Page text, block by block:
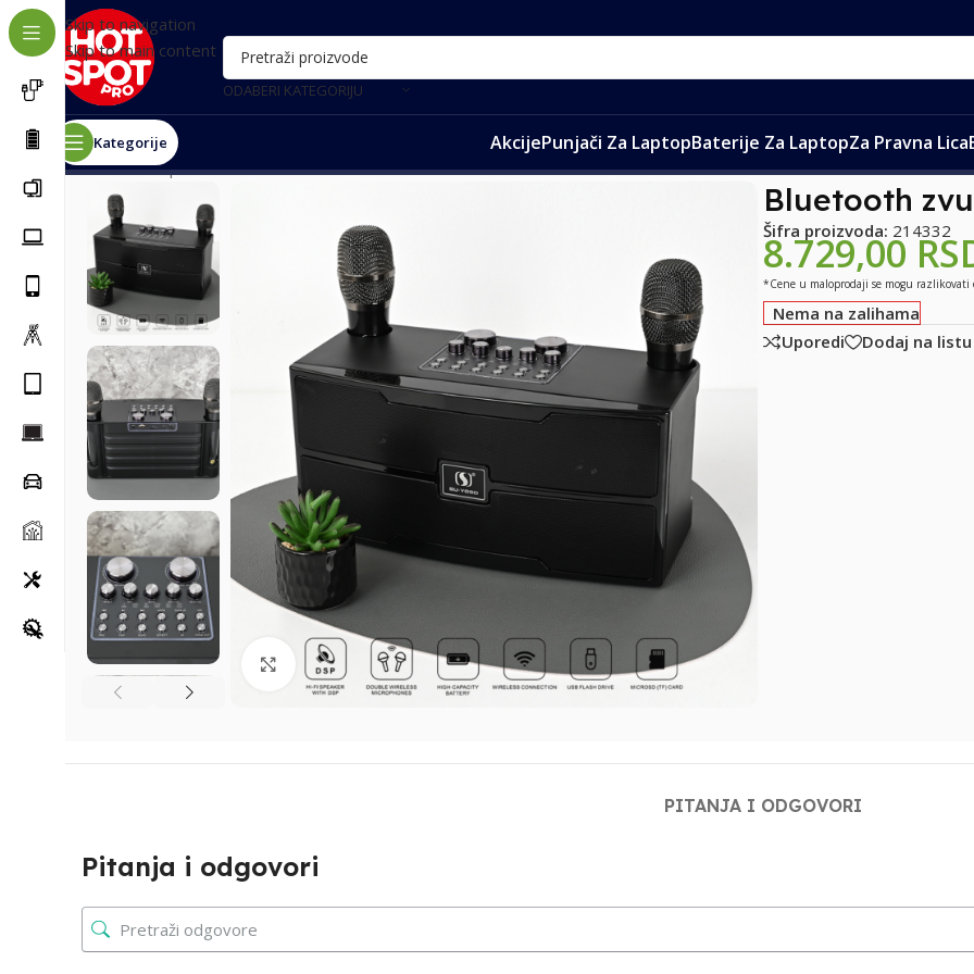
Skip to navigation
Skip to main content
ODABERI KATEGORIJU
Kategorije AkcijePunjači Za LaptopBaterije Za LaptopZa Pravna Lica
Почетна/Oprema za telefone/Bluetooth zvučnici/Bluetooth zvucnik sa mikrofonom YS201 crni
Klikni za uvećanje
Bluetooth
Šifra proizvoda: 214332
8.729,00
*Cene u maloprodaji se mogu razlikovati
Nema na zalihama
Uporedi
Dodaj na listu
PITANJA I ODGOVORI
Pitanja i odgovori